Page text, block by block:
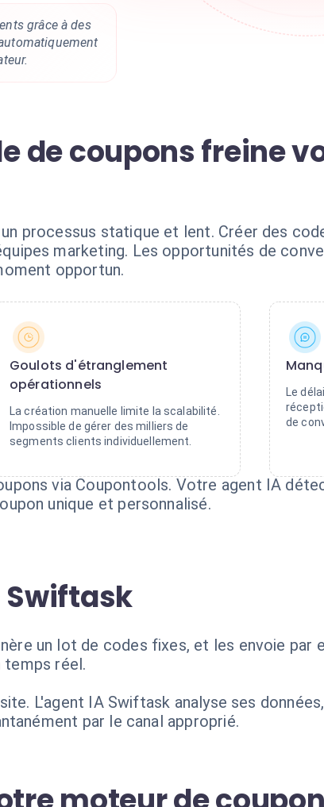
grâce à des
de coupons freine
processus statique et lent. Créer des
marketing. Les opportunités de
opportun.
Goulots d'étranglement
opérationnels
La création manuelle limite la scalabilité.
Impossible de gérer des milliers de
segments clients individuellement.
Le
de
via Coupontools. Votre agent IA
unique et personnalisé.
Swiftask
un lot de codes fixes, et les envoie par
temps réel.
L'agent IA Swiftask analyse ses
par le canal approprié.